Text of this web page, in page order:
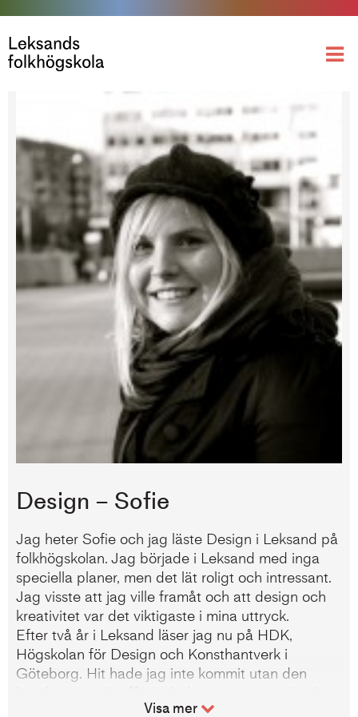
Design – Sofie
Jag heter Sofie och jag läste Design i Leksand på
folkhögskolan. Jag började i Leksand med inga
speciella planer, men det lät roligt och intressant.
Jag visste att jag ville framåt och att design och
kreativitet var det viktigaste i mina uttryck.
Efter två år i Leksand läser jag nu på HDK,
Högskolan för Design och Konsthantverk i
Göteborg. Hit hade jag inte kommit utan den
växt som. Jag har lärt mig mycket inom
Visa mer